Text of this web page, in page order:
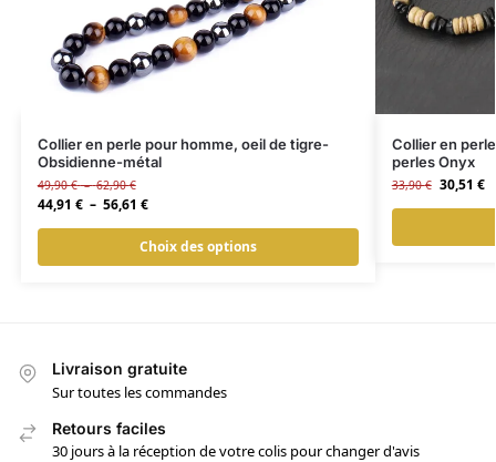
Collier en perle pour homme, oeil de tigre-
Obsidienne-métal
49,90€ – 62,90€
44,91 € – 56,61 €
Choix des options
Collier en
perles Onyx
33,90€ 30,51 €
Livraison gratuite
Sur toutes les commandes
Retours faciles
30 jours à la réception de votre colis pour changer d'avis